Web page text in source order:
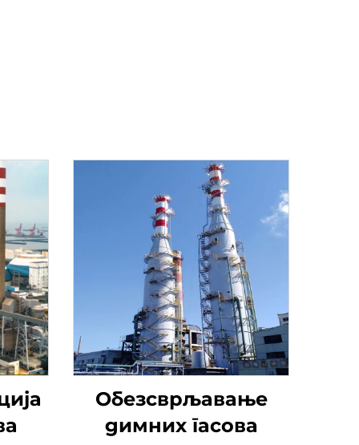
Обезсврљавање
димних гасова